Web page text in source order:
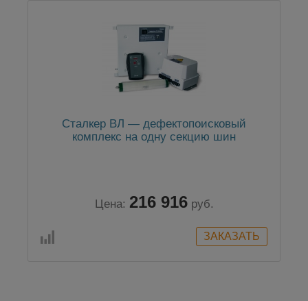
Сталкер ВЛ — дефектопоисковый
комплекс на одну секцию шин
Цена: 216 916 руб.